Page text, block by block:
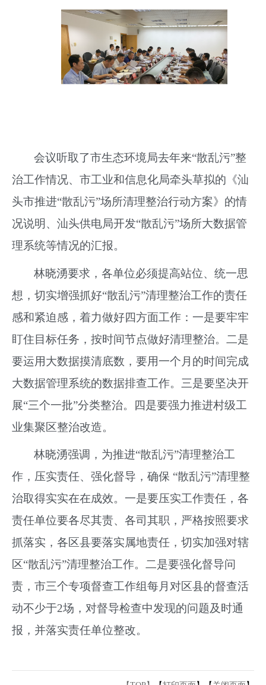
会议听取了市生态环境局去年来“散乱污”整
治工作情况、市工业和信息化局牵头草拟的《汕
头市推进“散乱污”场所清理整治行动方案》的情
况说明、汕头供电局开发“散乱污”场所大数据管
理系统等情况的汇报。
林晓湧要求，各单位必须提高站位、统一思
想，切实增强抓好“散乱污”清理整治工作的责任
感和紧迫感，着力做好四方面工作：一是要牢牢
盯住目标任务，按时间节点做好清理整治。二是
要运用大数据摸清底数，要用一个月的时间完成
大数据管理系统的数据排查工作。三是要坚决开
展“三个一批”分类整治。四是要强力推进村级工
业集聚区整治改造。
林晓湧强调，为推进“散乱污”清理整治工
作，压实责任、强化督导，确保 “散乱污”清理整
治取得实实在在成效。一是要压实工作责任，各
责任单位要各尽其责、各司其职，严格按照要求
抓落实，各区县要落实属地责任，切实加强对辖
区“散乱污”清理整治工作。二是要强化督导问
责，市三个专项督查工作组每月对区县的督查活
动不少于2场，对督导检查中发现的问题及时通
报，并落实责任单位整改。